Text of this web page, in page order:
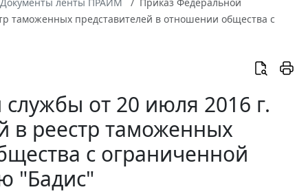
таможенных представителей в отношении общества с
от 20 июля 2016 г.
в реестр таможенных
с ограниченной
"Бадис"